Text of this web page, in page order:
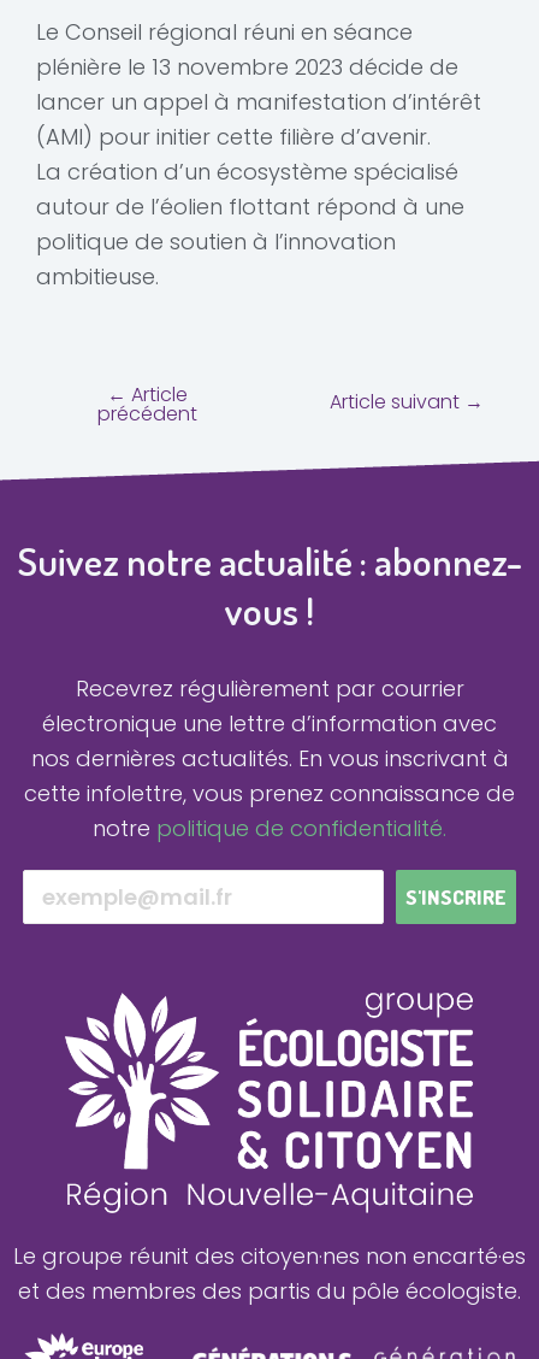
Le Conseil régional réuni en séance
plénière le 13 novembre 2023 décide de
lancer un appel à manifestation d’intérêt
(AMI) pour initier cette filière d’avenir.
La création d’un écosystème spécialisé
autour de l’éolien flottant répond à une
politique de soutien à l’innovation
ambitieuse.
← Article
précédent Article suivant →
Suivez notre actualité : abonnez-
vous !
Recevrez régulièrement par courrier
électronique une lettre d’information avec
nos dernières actualités. En vous inscrivant à
cette infolettre, vous prenez connaissance de
notre politique de confidentialité.
S'INSCRIRE
Le groupe réunit des citoyen·nes non encarté·es
et des membres des partis du pôle écologiste.